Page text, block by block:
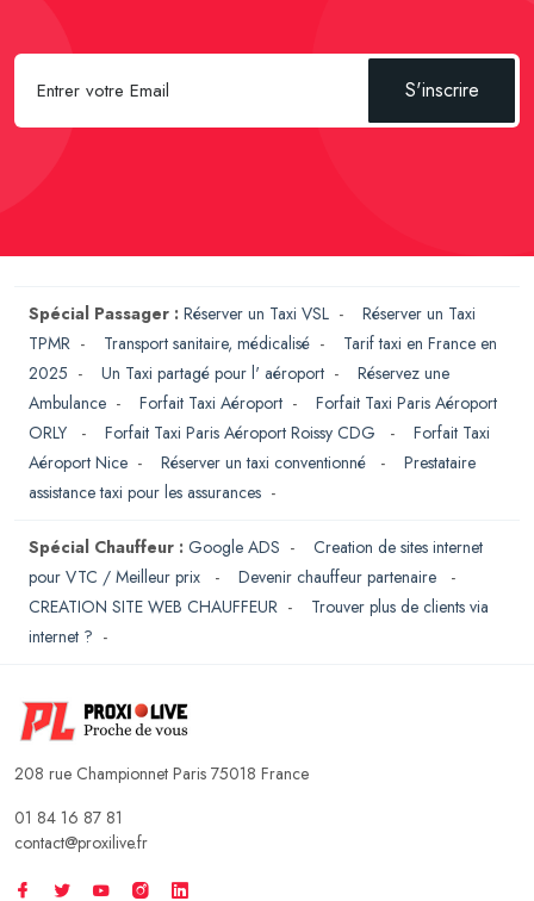
S'inscrire
Spécial Passager : Réserver un Taxi VSL - Réserver un Taxi
TPMR - Transport sanitaire, médicalisé - Tarif taxi en France en
2025 - Un Taxi partagé pour l' aéroport - Réservez une
Ambulance - Forfait Taxi Aéroport - Forfait Taxi Paris Aéroport
ORLY
- Forfait Taxi Paris Aéroport Roissy CDG - Forfait Taxi
Aéroport Nice - Réserver un taxi conventionné - Prestataire
assistance taxi pour les assurances -
Spécial Chauffeur : Google ADS - Creation de sites internet
pour VTC / Meilleur prix
- Devenir chauffeur partenaire
-
CREATION SITE WEB CHAUFFEUR - Trouver plus de clients via
internet ? -
208 rue Championnet Paris 75018 France
01 84 16 87 81
contact@proxilive.fr